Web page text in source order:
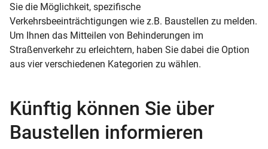
Sie die Möglichkeit, spezifische
Verkehrsbeeinträchtigungen wie z.B. Baustellen zu melden.
Um Ihnen das Mitteilen von Behinderungen im
Straßenverkehr zu erleichtern, haben Sie dabei die Option
aus vier verschiedenen Kategorien zu wählen.
Künftig können Sie über
Baustellen informieren